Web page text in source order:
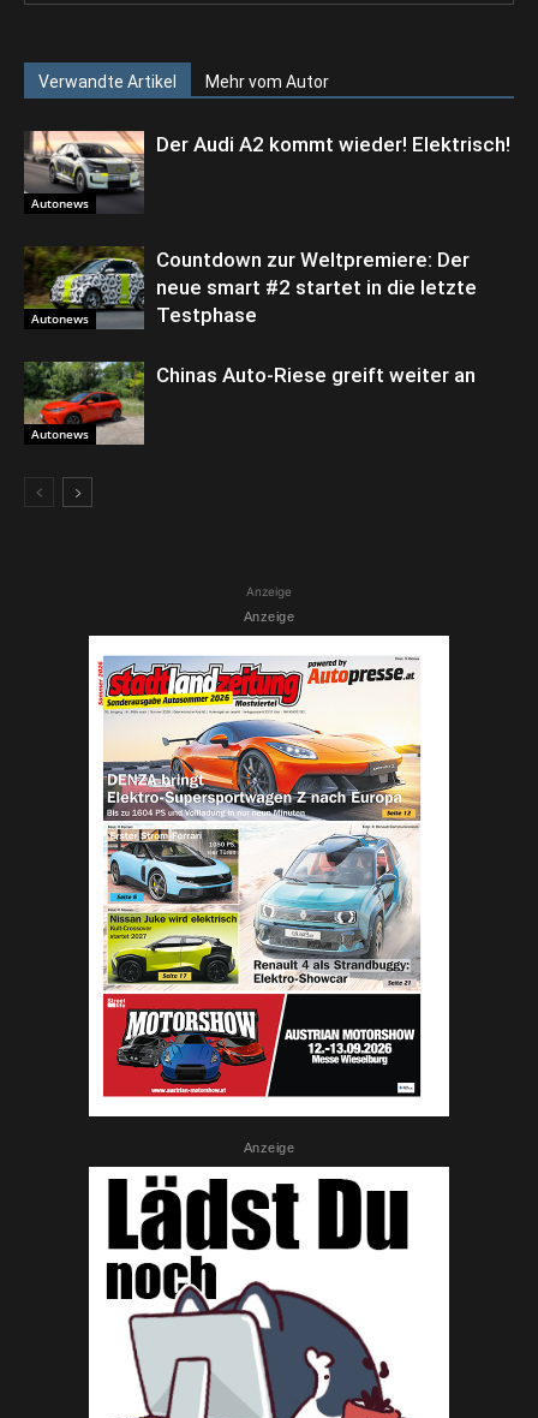
Verwandte Artikel Mehr vom Autor
Autonews
Der Audi A2 kommt wieder! Elektrisch!
Autonews
Countdown zur Weltpremiere: Der
neue smart #2 startet in die letzte
Testphase
Autonews
Chinas Auto-Riese greift weiter an
Anzeige
Anzeige
Anzeige